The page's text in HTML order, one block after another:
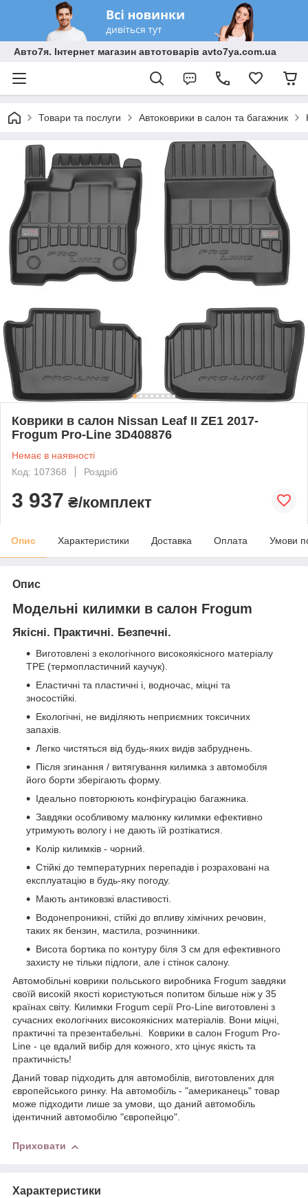
Авто7я. Інтернет магазин автотоварів avto7ya.com.ua
Товари та послуги Автоковрики в салон та багажник
Коврики в салон Nissan Leaf II ZE1 2017-
Frogum Pro-Line 3D408876
Немає в наявності
Код: 107368
Роздріб
3 937 ₴/комплект
Опис Характеристики Доставка Оплата Умови
Опис
Модельні килимки в салон Frogum
Якісні. Практичні. Безпечні.
Виготовлені з екологічного високоякісного матеріалу
TPE (термопластичний каучук).
Еластичні та пластичні і, водночас, міцні та
зносостійкі.
Екологічні, не виділяють неприємних токсичних
запахів.
Легко чистяться від будь-яких видів забруднень.
Після згинання / витягування килимка з автомобіля
його борти зберігають форму.
Ідеально повторюють конфігурацію багажника.
Завдяки особливому малюнку килимки ефективно
утримують вологу і не дають їй розтікатися.
Колір килимків - чорний.
Стійкі до температурних перепадів і розраховані на
експлуатацію в будь-яку погоду.
Мають антиковзкі властивості.
Водонепроникні, стійкі до впливу хімічних речовин,
таких як бензин, мастила, розчинники.
Висота бортика по контуру біля 3 см для ефективного
захисту не тільки підлоги, але і стінок салону.
Автомобільні коврики польського виробника Frogum завдяки
своїй високій якості користуються попитом більше ніж у 35
країнах світу. Килимки Frogum серії Pro-Line виготовлені з
сучасних екологічних високоякісних матеріалів. Вони міцні,
практичні та презентабельні. Коврики в салон Frogum Pro-
Line - це вдалий вибір для кожного, хто цінує якість та
практичність!
Даний товар підходить для автомобілів, виготовлених для
європейського ринку. На автомобіль - "американець" товар
може підходити лише за умови, що даний автомобіль
ідентичний автомобілю "європейцю".
Приховати
Характеристики